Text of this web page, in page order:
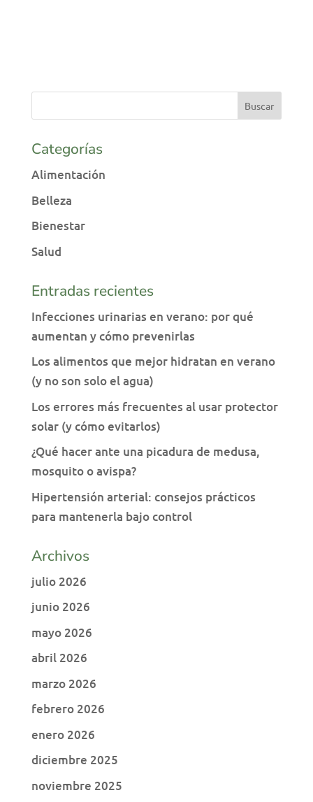
Categorías
Alimentación
Belleza
Bienestar
Salud
Entradas recientes
Infecciones urinarias en verano: por qué
aumentan y cómo prevenirlas
Los alimentos que mejor hidratan en verano
(y no son solo el agua)
Los errores más frecuentes al usar protector
solar (y cómo evitarlos)
¿Qué hacer ante una picadura de medusa,
mosquito o avispa?
Hipertensión arterial: consejos prácticos
para mantenerla bajo control
Archivos
julio 2026
junio 2026
mayo 2026
abril 2026
marzo 2026
febrero 2026
enero 2026
diciembre 2025
noviembre 2025